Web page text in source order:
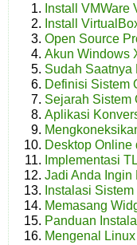
Install VMWare
Install
Open Source
Akun Windows
Sudah Saatnya
Definisi Sistem
Sejarah Sistem
Aplikasi
Desktop Online
Implementasi
Jadi Anda Ingin
Instalasi
Memasang
Panduan
Mengenal